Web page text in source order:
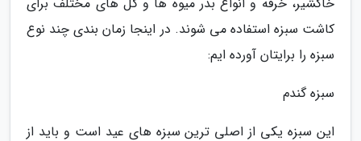
کاشت سبزه استفاده می شوند. در اینجا زمان بندی چند نوع
سبزه را برایتان آورده ایم:
سبزه گندم
این سبزه یکی از اصلی ترین سبزه های عید است و باید از